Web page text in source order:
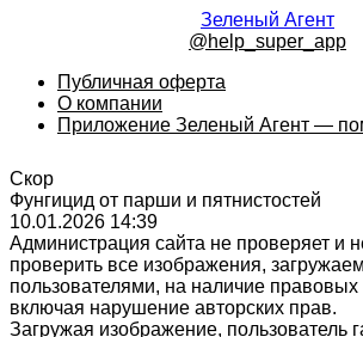
Зеленый Агент
@help_super_app
Публичная оферта
О компании
Приложение Зеленый Агент —
Скор
Фунгицид от парши и пятнистостей
10.01.2026 14:39
Администрация сайта не проверяет и
проверить все изображения,
пользователями, на наличие
включая нарушение авторских прав.
Загружая изображение, пользователь